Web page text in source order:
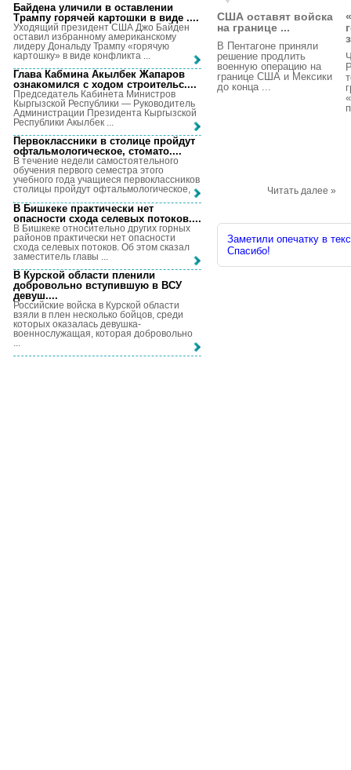
США оставят войска
на границе ...
В Пентагоне приняли
решение продлить
военную операцию на
границе США и Мексики
до конца ...
Читать далее »
Заметили опечатку в
Спасибо!
Байдена уличили в оставлении
Трампу горячей картошки в виде ....
Уходящий президент США Джо Байден
оставил избранному американскому
лидеру Дональду Трампу «горячую
картошку» в виде конфликта ...
Глава Кабмина Акылбек Жапаров
ознакомился с ходом строительс....
Председатель Кабинета Министров
Кыргызской Республики — Руководитель
Администрации Президента Кыргызской
Республики Акылбек ...
Первоклассники в столице пройдут
офтальмологическое, стомато....
В течение недели самостоятельного
обучения первого семестра этого
учебного года учащиеся первоклассников
столицы пройдут офтальмологическое, ...
В Бишкеке практически нет
опасности схода селевых потоков....
В Бишкеке относительно других горных
районов практически нет опасности
схода селевых потоков. Об этом сказал
заместитель главы ...
В Курской области пленили
добровольно вступившую в ВСУ
девуш....
Российские войска в Курской области
взяли в плен несколько бойцов, среди
которых оказалась девушка-
военнослужащая, которая добровольно
...